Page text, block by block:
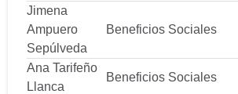
Jimena
Ampuero
Sepúlveda
Beneficios Sociales
Ana Tarifeño
Llanca
Beneficios Sociales